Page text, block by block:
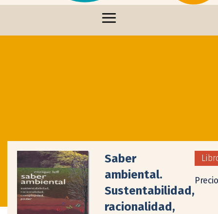
Saber
ambiental.
Sustentabilidad,
racionalidad,